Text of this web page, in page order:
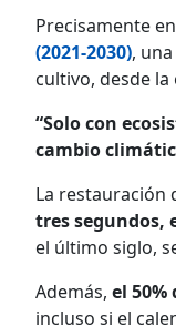
Precisamente
(2021-2030),
cultivo, desde
“Solo con
cambio
La restauración
tres segundos,
el último siglo,
Además, el 50%
incluso si el